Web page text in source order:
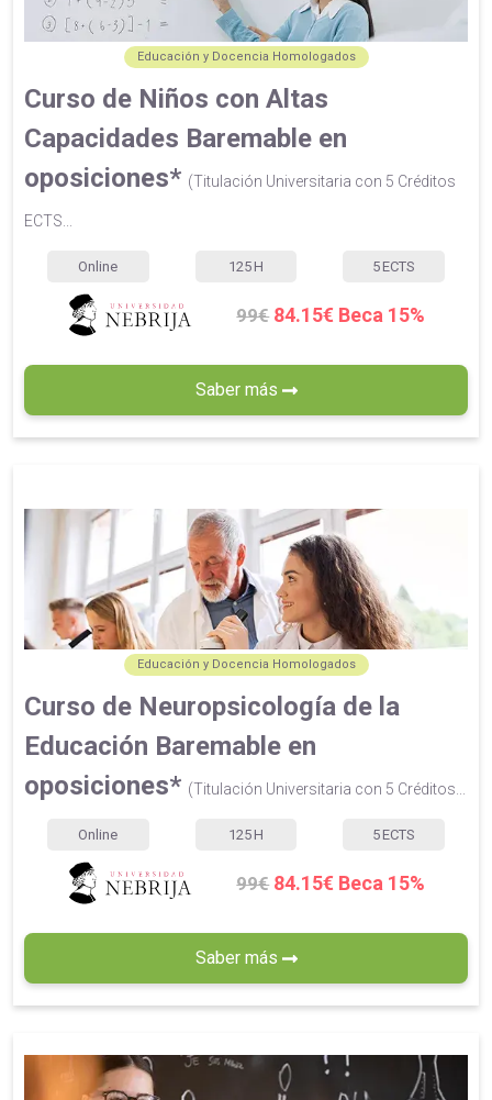
Educación y Docencia Homologados
Curso de Niños con Altas
Capacidades Baremable en
oposiciones* (Titulación Universitaria con 5 Créditos
ECTS...
Online 125 H 5 ECTS
99€ 84.15€ Beca 15%
Saber más
Educación y Docencia Homologados
Curso de Neuropsicología de la
Educación Baremable en
oposiciones* (Titulación Universitaria con 5 Créditos...
Online 125 H 5 ECTS
99€ 84.15€ Beca 15%
Saber más